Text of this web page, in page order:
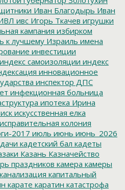
Иван Благодырь Иван
ивс Игорь Ткачев игрушки
кампания избирком
к лучшему Израиль имена
инвестиции
индекс самоизоляции индекс
инновационное
инспектор ДПС
инфекционная больница
ипотека Ирина
иск искусственная елка
исправительная колония
2017 июль июнь июнь_2026
кадетский бал кадеты
Казань Казначейство
праздников камера камеры
канализация капитальный
карате каратин катастрофа